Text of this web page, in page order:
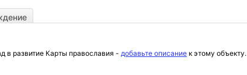
в развитие Карты православия - добавьте описание к этому объекту.